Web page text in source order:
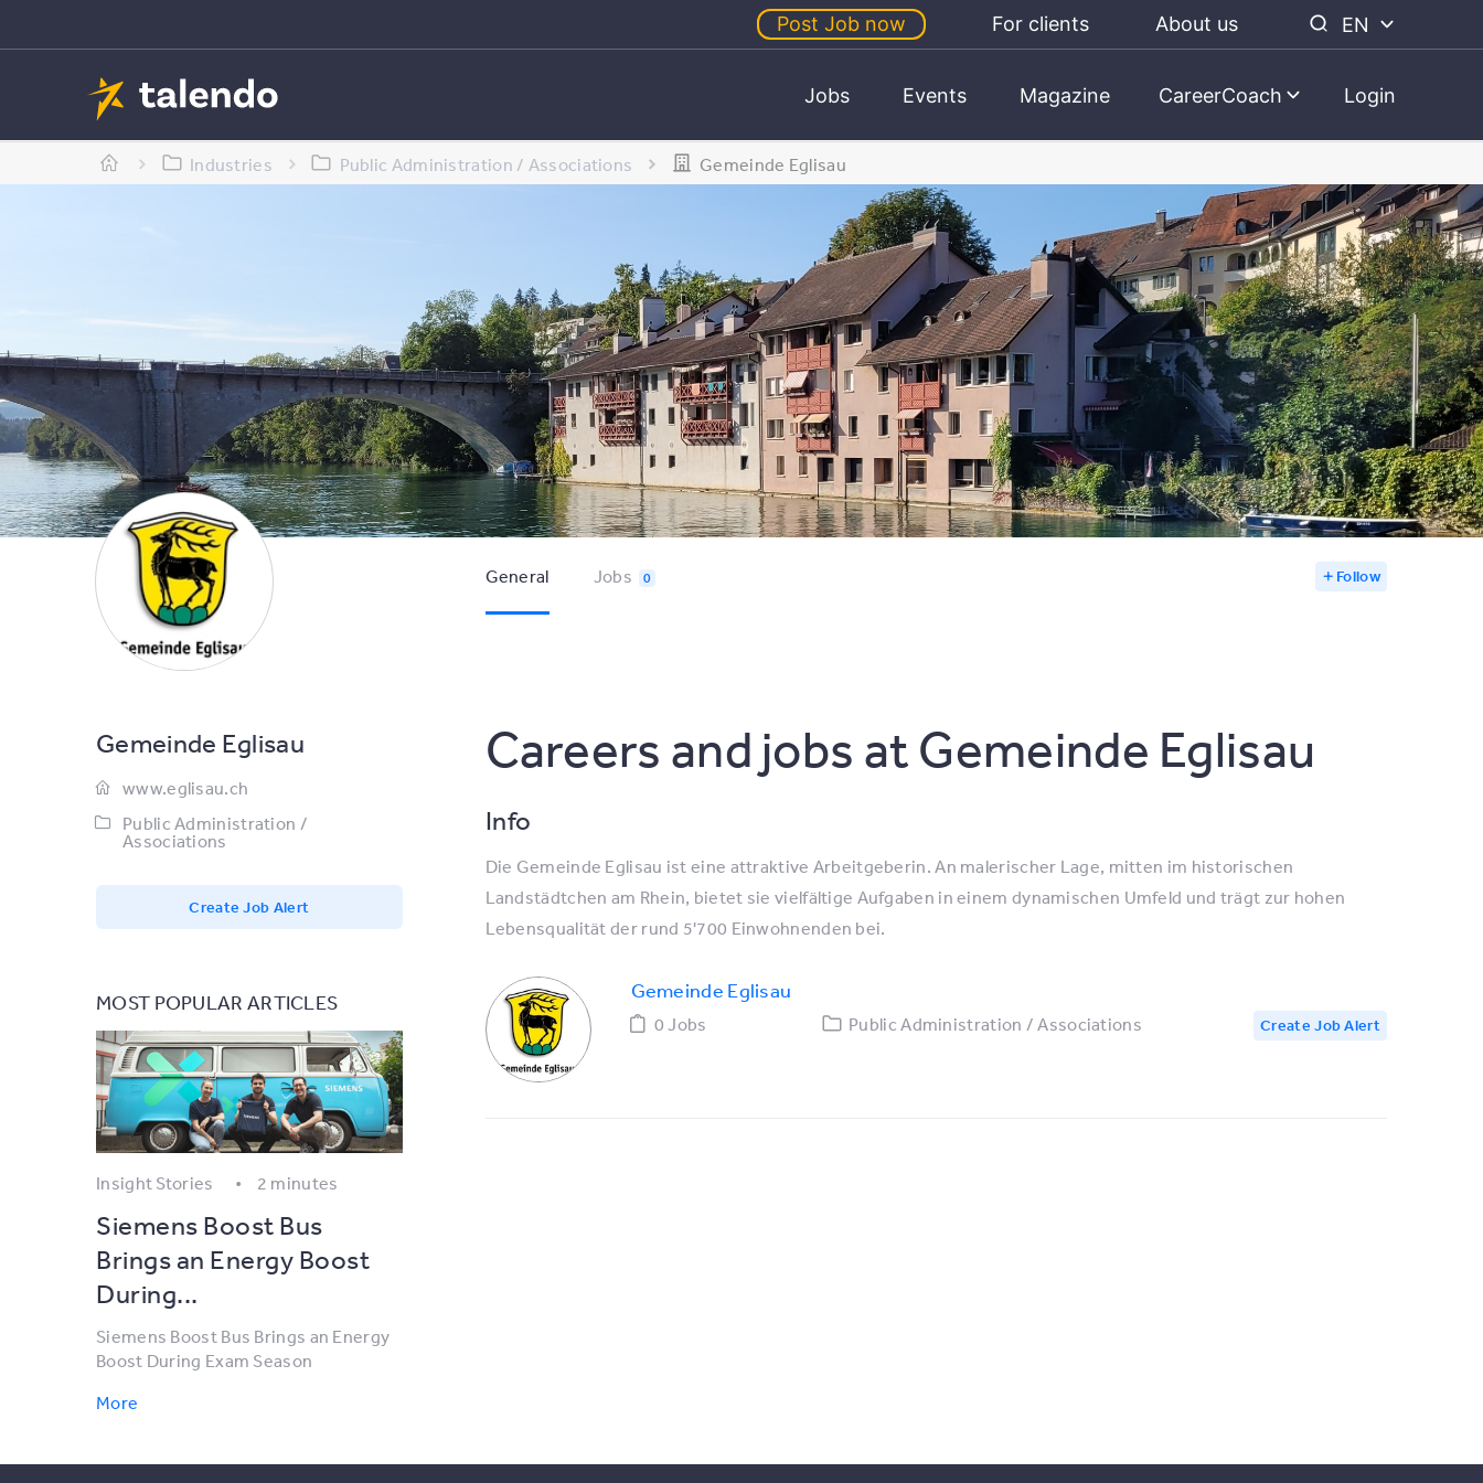
Post Job now For clients About us EN
Jobs Events Magazine CareerCoach Login
Industries Public Administration / Associations Gemeinde Eglisau
General Jobs 0 Follow
Gemeinde Eglisau
www.eglisau.ch
Public Administration /
Associations
Create Job Alert
MOST POPULAR ARTICLES
Insight Stories 2 minutes
Siemens Boost Bus
Brings an Energy Boost
During...
Siemens Boost Bus Brings an Energy
Boost During Exam Season
More
Careers and jobs at Gemeinde Eglisau
Info
Die Gemeinde Eglisau ist eine attraktive Arbeitgeberin. An malerischer Lage, mitten im historischen
Landstädtchen am Rhein, bietet sie vielfältige Aufgaben in einem dynamischen Umfeld und trägt zur hohen
Lebensqualität der rund 5'700 Einwohnenden bei.
Gemeinde Eglisau
0 Jobs Public Administration / Associations Create Job Alert